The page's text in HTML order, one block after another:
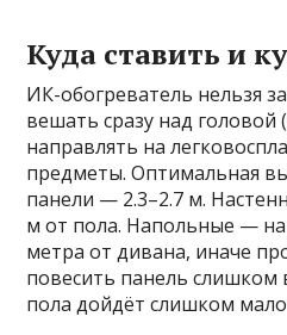
Куда ставить и
ИК-обогреватель нельзя
вешать сразу над головой
направлять на
предметы. Оптимальная
панели — 2.3–2.7 м.
м от пола. Напольные — на
метра от дивана, иначе
повесить панель слишком
пола дойдёт слишком мало